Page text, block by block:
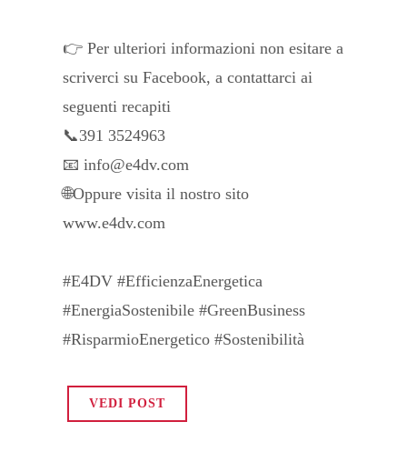
👉 Per ulteriori informazioni non esitare a
scriverci su Facebook, a contattarci ai
seguenti recapiti
📞391 3524963
📧 info@e4dv.com
🌐Oppure visita il nostro sito
www.e4dv.com
#E4DV #EfficienzaEnergetica
#EnergiaSostenibile #GreenBusiness
#RisparmioEnergetico #Sostenibilità
VEDI POST